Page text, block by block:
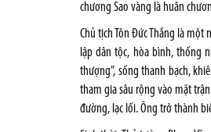
chương Sao vàng là huân
Chủ tịch Tôn Đức Thắng là
lập dân tộc, hòa bình, thống
thượng”, sống thanh bạch,
tham gia sâu rộng vào mặt
đường, lạc lối. Ông trở thành